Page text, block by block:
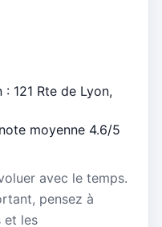
121 Rte de Lyon,
moyenne 4.6/5
avec le temps.
pensez à
et les